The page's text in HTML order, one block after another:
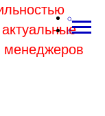
менеджеров